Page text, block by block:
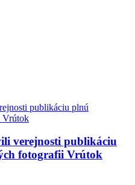
verejnosti publikáciu
fotografii Vrútok